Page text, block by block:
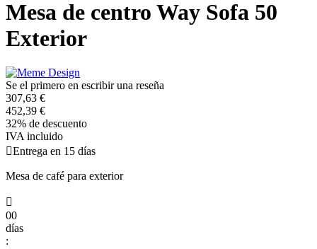
Mesa de centro Way Sofa 50
Exterior
Se el primero en escribir una reseña
307,63 €
452,39 €
32% de descuento
IVA incluido
Entrega en 15 días
Mesa de café para exterior

00
días
: